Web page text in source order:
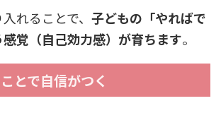
れることで、 子どもの「やればで
覚（自己効力感）が育ちます。
とで自信がつく